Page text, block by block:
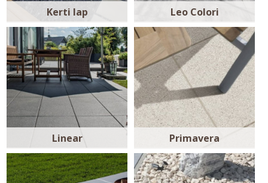
Kerti lap Leo Colori
Linear Primavera